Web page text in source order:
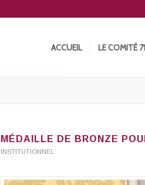
ACCUEIL LE COMITÉ
MÉDAILLE DE BRONZE
INSTITUTIONNEL